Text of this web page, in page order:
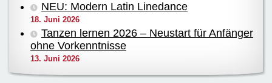
NEU: Modern Latin Linedance
18. Juni 2026
Tanzen lernen 2026 – Neustart für Anfänger
ohne Vorkenntnisse
13. Juni 2026